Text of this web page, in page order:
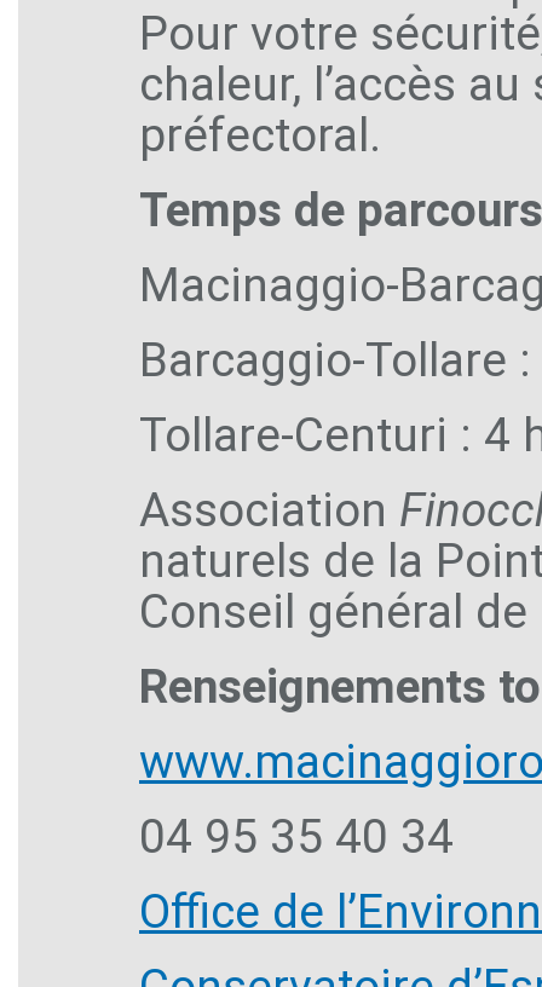
Pour votre
chaleur, l’accès
préfectoral.
Temps de parcours
Macinaggio-
Barcaggio-Tollare :
Tollare-Centuri : 4
Association
naturels de la
Conseil général
Renseignements
04 95 35 40 34
Office de